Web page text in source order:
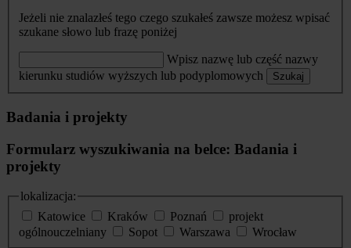
Jeżeli nie znalazłeś tego czego szukałeś zawsze możesz wpisać
szukane słowo lub frazę poniżej
Wpisz nazwę lub część nazwy
kierunku studiów wyższych lub podyplomowych
Szukaj
Badania i projekty
Formularz wyszukiwania na belce: Badania i
projekty
lokalizacja:
Katowice
Kraków Poznań
projekt
ogólnouczelniany
Sopot Warszawa
Wrocław